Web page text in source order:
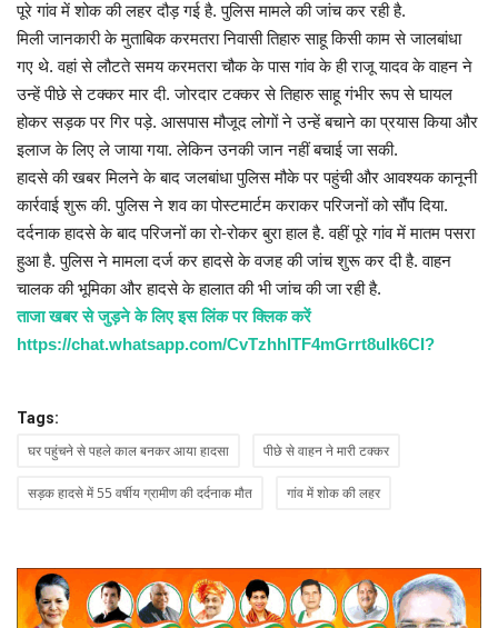
पूरे गांव में शोक की लहर दौड़ गई है. पुलिस मामले की जांच कर रही है.
मिली जानकारी के मुताबिक करमतरा निवासी तिहारु साहू किसी काम से जालबांधा
गए थे. वहां से लौटते समय करमतरा चौक के पास गांव के ही राजू यादव के वाहन ने
उन्हें पीछे से टक्कर मार दी. जोरदार टक्कर से तिहारु साहू गंभीर रूप से घायल
होकर सड़क पर गिर पड़े. आसपास मौजूद लोगों ने उन्हें बचाने का प्रयास किया और
इलाज के लिए ले जाया गया. लेकिन उनकी जान नहीं बचाई जा सकी.
हादसे की खबर मिलने के बाद जलबांधा पुलिस मौके पर पहुंची और आवश्यक कानूनी
कार्रवाई शुरू की. पुलिस ने शव का पोस्टमार्टम कराकर परिजनों को सौंप दिया.
दर्दनाक हादसे के बाद परिजनों का रो-रोकर बुरा हाल है. वहीं पूरे गांव में मातम पसरा
हुआ है. पुलिस ने मामला दर्ज कर हादसे के वजह की जांच शुरू कर दी है. वाहन
चालक की भूमिका और हादसे के हालात की भी जांच की जा रही है.
ताजा खबर से जुड़ने के लिए इस लिंक पर क्लिक करें
https://chat.whatsapp.com/CvTzhhITF4mGrrt8ulk6CI?
Tags:
घर पहुंचने से पहले काल बनकर आया हादसा पीछे से वाहन ने मारी टक्कर
सड़क हादसे में 55 वर्षीय ग्रामीण की दर्दनाक मौत गांव में शोक की लहर